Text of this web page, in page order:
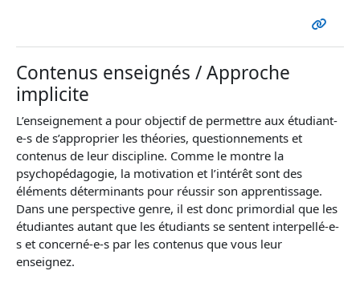
Contenus enseignés / Approche
implicite
L’enseignement a pour objectif de permettre aux étudiant-
e-s de s’approprier les théories, questionnements et
contenus de leur discipline. Comme le montre la
psychopédagogie, la motivation et l’intérêt sont des
éléments déterminants pour réussir son apprentissage.
Dans une perspective genre, il est donc primordial que les
étudiantes autant que les étudiants se sentent interpellé-e-
s et concerné-e-s par les contenus que vous leur
enseignez.